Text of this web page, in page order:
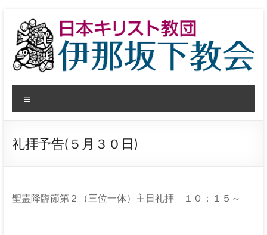
ス
ッ
日
本
キ
リ
ト
ニ
ー
礼拝予告(５月３０日)
聖霊降臨節第２（三位一体）主日礼拝 １０：１５～